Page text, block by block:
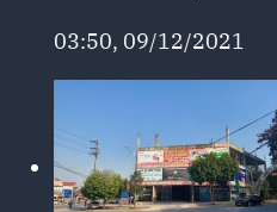
03:50, 09/12/2021